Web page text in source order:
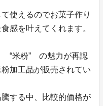
使えるのでお菓子作り
感を叶えてくれます。
“米粉” の魅力が再認
加工品が販売されてい
する中、比較的価格が